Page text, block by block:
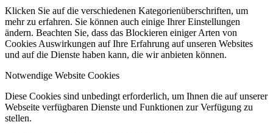
Klicken Sie auf die verschiedenen Kategorienüberschriften, um
mehr zu erfahren. Sie können auch einige Ihrer Einstellungen
ändern. Beachten Sie, dass das Blockieren einiger Arten von
Cookies Auswirkungen auf Ihre Erfahrung auf unseren Websites
und auf die Dienste haben kann, die wir anbieten können.
Notwendige Website Cookies
Diese Cookies sind unbedingt erforderlich, um Ihnen die auf unserer
Webseite verfügbaren Dienste und Funktionen zur Verfügung zu
stellen.